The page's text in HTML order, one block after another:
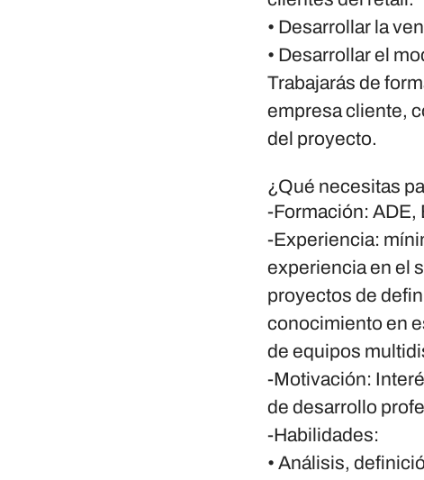
• Desarrollar la
• Desarrollar el
Trabajarás de
empresa cliente,
del proyecto.
¿Qué necesitas
-Formación: ADE,
-Experiencia:
experiencia en el
proyectos de
conocimiento en
de equipos
-Motivación:
de desarrollo
-Habilidades:
• Análisis,